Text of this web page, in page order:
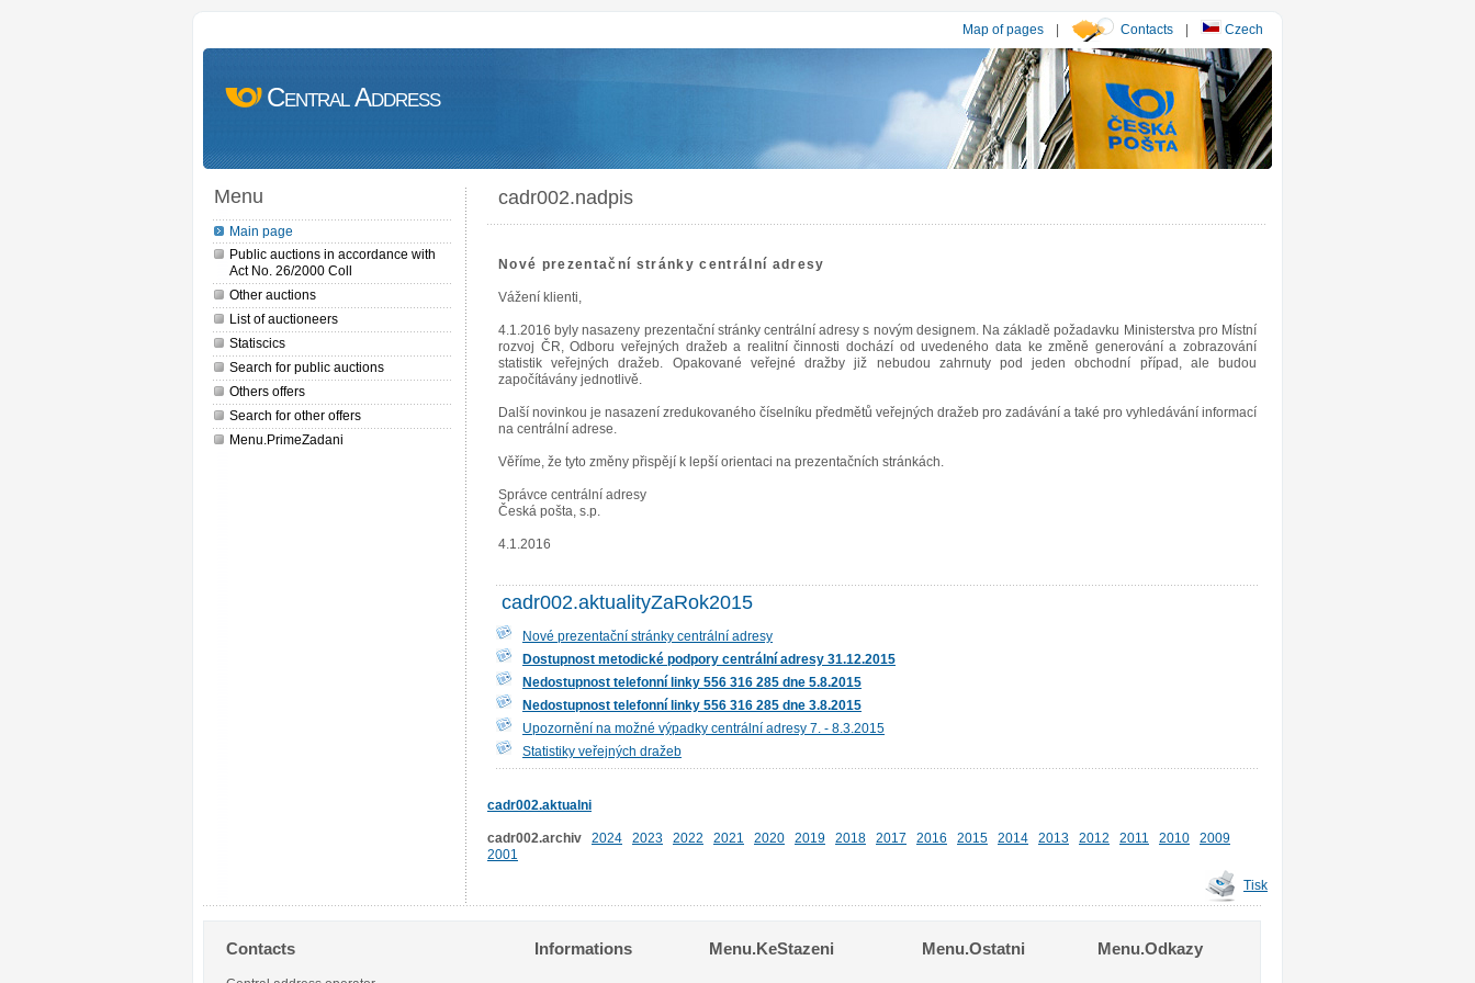
Map of pages | Contacts | Czech
Central Address
Menu
Main page
Public auctions in accordance with
Act No. 26/2000 Coll
Other auctions
List of auctioneers
Statiscics
Search for public auctions
Others offers
Search for other offers
Menu.PrimeZadani
cadr002.nadpis
Nové prezentační stránky centrální adresy
Vážení klienti,
4.1.2016 byly nasazeny prezentační stránky centrální adresy s novým designem. Na základě požadavku Ministerstva pro Místní
rozvoj ČR, Odboru veřejných dražeb a realitní činnosti dochází od uvedeného data ke změně generování a zobrazování
statistik veřejných dražeb. Opakované veřejné dražby již nebudou zahrnuty pod jeden obchodní případ, ale budou
započítávány jednotlivě.
Další novinkou je nasazení zredukovaného číselníku předmětů veřejných dražeb pro zadávání a také pro vyhledávání informací
na centrální adrese.
Věříme, že tyto změny přispějí k lepší orientaci na prezentačních stránkách.
Správce centrální adresy
Česká pošta, s.p.
4.1.2016
cadr002.aktualityZaRok2015
Nové prezentační stránky centrální adresy
Dostupnost metodické podpory centrální adresy 31.12.2015
Nedostupnost telefonní linky 556 316 285 dne 5.8.2015
Nedostupnost telefonní linky 556 316 285 dne 3.8.2015
Upozornění na možné výpadky centrální adresy 7. - 8.3.2015
Statistiky veřejných dražeb
cadr002.aktualni
cadr002.archiv 2024 2023 2022 2021 2020 2019 2018 2017 2016 2015 2014 2013 2012 2011 2010
2009
2001
Tisk
Contacts Informations Menu.KeStazeni Menu.Ostatni Menu.Odkazy